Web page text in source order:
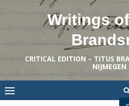
Writings
CRITICAL EDITION – TITUS
NIJMEGEN